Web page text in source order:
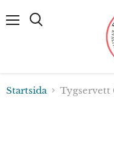
Startsida Tygservett